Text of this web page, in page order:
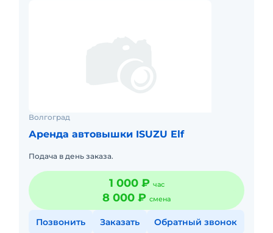
Волгоград
Аренда автовышки ISUZU Elf
Подача в день заказа.
1 000 ₽ час
8 000 ₽ смена
Позвонить Заказать Обратный звонок